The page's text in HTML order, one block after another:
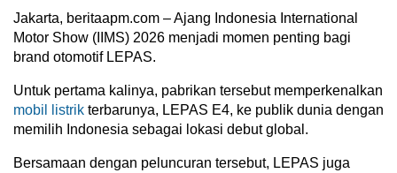
Jakarta, beritaapm.com – Ajang Indonesia International
Motor Show (IIMS) 2026 menjadi momen penting bagi
brand otomotif LEPAS.
Untuk pertama kalinya, pabrikan tersebut memperkenalkan
mobil listrik terbarunya, LEPAS E4, ke publik dunia dengan
memilih Indonesia sebagai lokasi debut global.
Bersamaan dengan peluncuran tersebut, LEPAS juga